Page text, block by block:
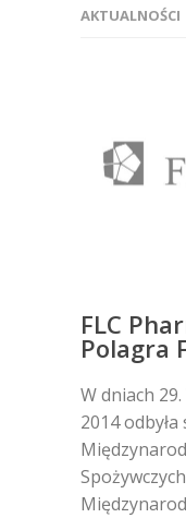
AKTUALNOŚCI
FLC
Polagra
W dniach
2014